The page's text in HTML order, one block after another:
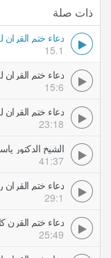
ذات صلة
دعاء ختم
15.1
دعاء ختم
15:6
23:18
41:37
29:1
25:49